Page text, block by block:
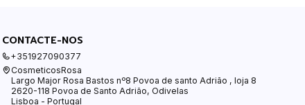
CONTACTE-NOS
+351927090377
CosmeticosRosa
Largo Major Rosa Bastos nº8 Povoa de santo Adrião , loja 8
2620-118 Povoa de Santo Adrião, Odivelas
Lisboa - Portugal